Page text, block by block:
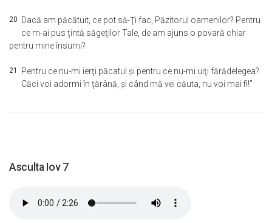
20 Dacă am păcătuit, ce pot să-Ţi fac, Păzitorul oamenilor? Pentru
ce m-ai pus ţintă săgeţilor Tale, de am ajuns o povară chiar
pentru mine însumi?
21 Pentru ce nu-mi ierţi păcatul şi pentru ce nu-mi uiţi fărădelegea?
Căci voi adormi în ţărână, şi când mă vei căuta, nu voi mai fi!”
Asculta Iov 7